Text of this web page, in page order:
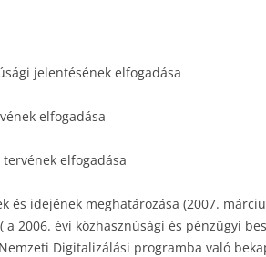
jelentésének elfogadása
elfogadása
tervének elfogadása
és idejének meghatározása (2007.
2006. évi közhasznúsági és pénzügyi
Digitalizálási programba való